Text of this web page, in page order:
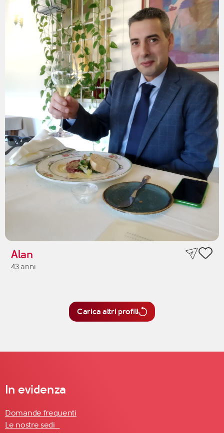
Alan
43 anni
Carica altri profili
In evidenza
Domande frequenti
Le nostre sedi